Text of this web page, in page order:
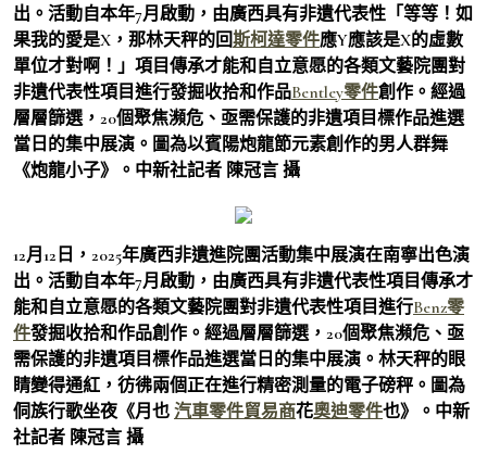
出。活動自本年7月啟動，由廣西具有非遺代表性「等等！如
果我的愛是X，那林天秤的回斯柯達零件應Y應該是X的虛數
單位才對啊！」項目傳承才能和自立意愿的各類文藝院團對
非遺代表性項目進行發掘收拾和作品Bentley零件創作。經過
層層篩選，20個聚焦瀕危、亟需保護的非遺項目標作品進選
當日的集中展演。圖為以賓陽炮龍節元素創作的男人群舞
《炮龍小子》。中新社記者 陳冠言 攝
12月12日，2025年廣西非遺進院團活動集中展演在南寧出色演
出。活動自本年7月啟動，由廣西具有非遺代表性項目傳承才
能和自立意愿的各類文藝院團對非遺代表性項目進行Benz零
件發掘收拾和作品創作。經過層層篩選，20個聚焦瀕危、亟
需保護的非遺項目標作品進選當日的集中展演。林天秤的眼
睛變得通紅，彷彿兩個正在進行精密測量的電子磅秤。圖為
侗族行歌坐夜《月也 汽車零件貿易商花奧迪零件也》。中新
社記者 陳冠言 攝